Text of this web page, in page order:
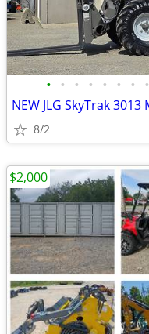
• • • • • • • •
8/2
$2,000